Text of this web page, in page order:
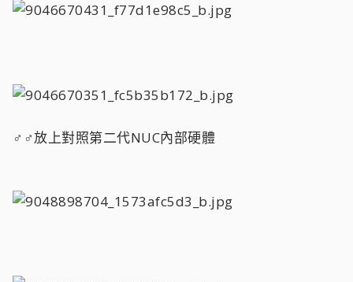
♂♂放上對照第二代NUC內部硬體